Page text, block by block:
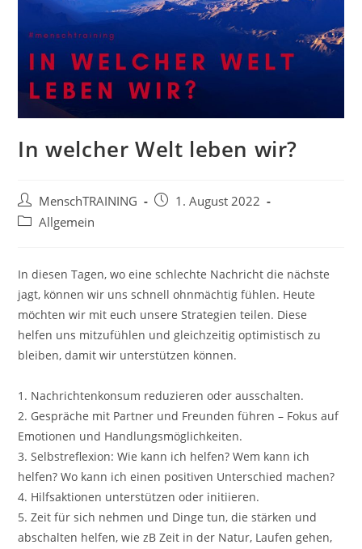
In welcher Welt leben wir?
Beitrags-
Autor:
MenschTRAINING
Beitrag1. August 2022
Beitrags-
Allgemein
In diesen Tagen, wo eine schlechte Nachricht die nächste
jagt, können wir uns schnell ohnmächtig fühlen. Heute
möchten wir mit euch unsere Strategien teilen. Diese
helfen uns mitzufühlen und gleichzeitig optimistisch zu
bleiben, damit wir unterstützen können.
1. Nachrichtenkonsum reduzieren oder ausschalten.
2. Gespräche mit Partner und Freunden führen – Fokus auf
Emotionen und Handlungsmöglichkeiten.
3. Selbstreflexion: Wie kann ich helfen? Wem kann ich
helfen? Wo kann ich einen positiven Unterschied machen?
4. Hilfsaktionen unterstützen oder initiieren.
5. Zeit für sich nehmen und Dinge tun, die stärken und
abschalten helfen, wie zB Zeit in der Natur, Laufen gehen,